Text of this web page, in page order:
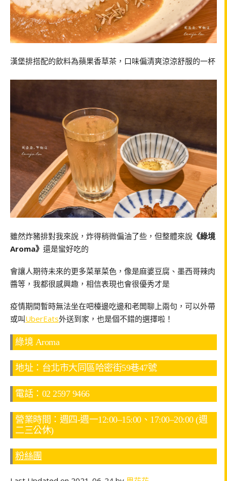
漢堡排搭配的飲料為蘋果香草茶，口味偏清爽涼涼舒服的一杯
雖然炸豬排對我來說，炸得稍微偏油了些，但整體來說 《綠境
Aroma》 還是蠻好吃的
會讓人期待未來的更多菜單菜色，像是麻婆豆腐、墨西哥辣肉
醬等，我都很感興趣，相信表現也會很優秀才是
疫情期間暫時無法坐在吧檯邊吃邊和老闆聊上兩句，可以外帶
或叫UberEats外送到家，也是個不錯的選擇啦！
綠境 Aroma
地址：台北市大同區哈密街59巷47號
電話：02 2597 9466
營業時間：週四-週一12:00–15:00、17:00–20:00 (週
二三公休)
粉絲團